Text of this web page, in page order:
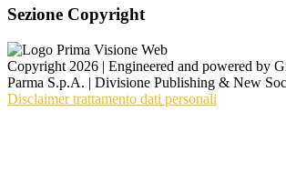
Sezione Copyright
Copyright 2026 | Engineered and powered by
Parma S.p.A. | Divisione Publishing & New
Disclaimer trattamento dati personali